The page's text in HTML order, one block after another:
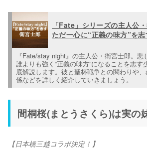
「Fate」シリーズの主人公
ただ一心に“正義の味方”を
『Fate/stay night』の主人公・衛宮士郎。悲
誰よりも強く“正義の味方”になることを志す
底解説します。彼と聖杯戦争との関わりや
係などを詳しく紹介していきましょう。
間桐桜(まとうさくら)は実の
【日本橋三越コラボ決定！】